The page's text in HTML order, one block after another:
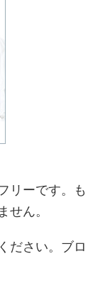
リーです。も
せん。
ださい。ブロ